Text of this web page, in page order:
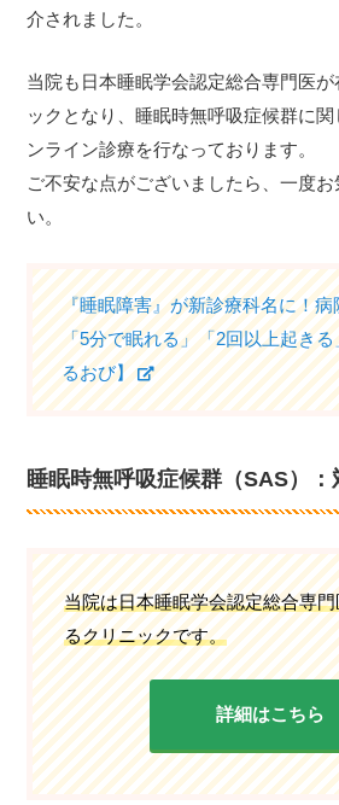
介されました。
当院も日本睡眠学会認定総合専門医
ックとなり、睡眠時無呼吸症候群に
ンライン診療を行なっております。
ご不安な点がございましたら、一度
い。
『睡眠障害』が新診療科名に！
「5分で眠れる」「2回以上起き
るおび】
睡眠時無呼吸症候群（SAS）：
当院は日本睡眠学会認定総合専
るクリニックです。
詳細はこちら